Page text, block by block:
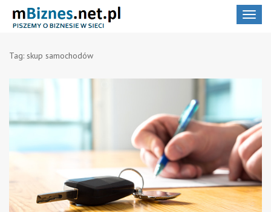
Toggle
Tag: skup samochodów